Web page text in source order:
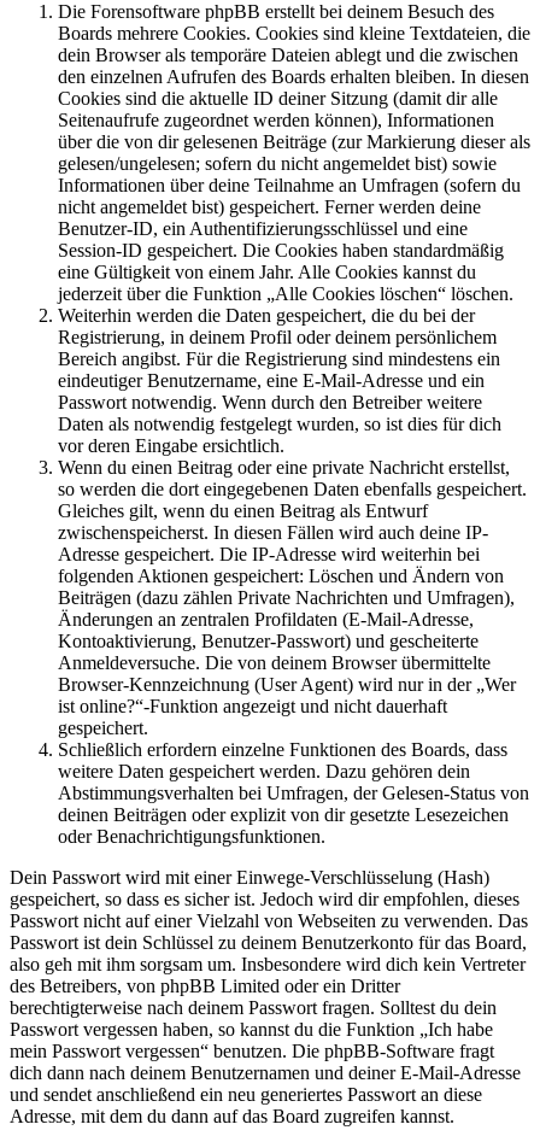
Die Forensoftware phpBB erstellt bei deinem Besuch des
Boards mehrere Cookies. Cookies sind kleine Textdateien, die
dein Browser als temporäre Dateien ablegt und die zwischen
den einzelnen Aufrufen des Boards erhalten bleiben. In diesen
Cookies sind die aktuelle ID deiner Sitzung (damit dir alle
Seitenaufrufe zugeordnet werden können), Informationen
über die von dir gelesenen Beiträge (zur Markierung dieser als
gelesen/ungelesen; sofern du nicht angemeldet bist) sowie
Informationen über deine Teilnahme an Umfragen (sofern du
nicht angemeldet bist) gespeichert. Ferner werden deine
Benutzer-ID, ein Authentifizierungsschlüssel und eine
Session-ID gespeichert. Die Cookies haben standardmäßig
eine Gültigkeit von einem Jahr. Alle Cookies kannst du
jederzeit über die Funktion „Alle Cookies löschen“ löschen.
Weiterhin werden die Daten gespeichert, die du bei der
Registrierung, in deinem Profil oder deinem persönlichem
Bereich angibst. Für die Registrierung sind mindestens ein
eindeutiger Benutzername, eine E-Mail-Adresse und ein
Passwort notwendig. Wenn durch den Betreiber weitere
Daten als notwendig festgelegt wurden, so ist dies für dich
vor deren Eingabe ersichtlich.
Wenn du einen Beitrag oder eine private Nachricht erstellst,
so werden die dort eingegebenen Daten ebenfalls gespeichert.
Gleiches gilt, wenn du einen Beitrag als Entwurf
zwischenspeicherst. In diesen Fällen wird auch deine IP-
Adresse gespeichert. Die IP-Adresse wird weiterhin bei
folgenden Aktionen gespeichert: Löschen und Ändern von
Beiträgen (dazu zählen Private Nachrichten und Umfragen),
Änderungen an zentralen Profildaten (E-Mail-Adresse,
Kontoaktivierung, Benutzer-Passwort) und gescheiterte
Anmeldeversuche. Die von deinem Browser übermittelte
Browser-Kennzeichnung (User Agent) wird nur in der „Wer
ist online?“-Funktion angezeigt und nicht dauerhaft
gespeichert.
Schließlich erfordern einzelne Funktionen des Boards, dass
weitere Daten gespeichert werden. Dazu gehören dein
Abstimmungsverhalten bei Umfragen, der Gelesen-Status von
deinen Beiträgen oder explizit von dir gesetzte Lesezeichen
oder Benachrichtigungsfunktionen.
Dein Passwort wird mit einer Einwege-Verschlüsselung (Hash)
gespeichert, so dass es sicher ist. Jedoch wird dir empfohlen, dieses
Passwort nicht auf einer Vielzahl von Webseiten zu verwenden. Das
Passwort ist dein Schlüssel zu deinem Benutzerkonto für das Board,
also geh mit ihm sorgsam um. Insbesondere wird dich kein Vertreter
des Betreibers, von phpBB Limited oder ein Dritter
berechtigterweise nach deinem Passwort fragen. Solltest du dein
Passwort vergessen haben, so kannst du die Funktion „Ich habe
mein Passwort vergessen“ benutzen. Die phpBB-Software fragt
dich dann nach deinem Benutzernamen und deiner E-Mail-Adresse
und sendet anschließend ein neu generiertes Passwort an diese
Adresse, mit dem du dann auf das Board zugreifen kannst.